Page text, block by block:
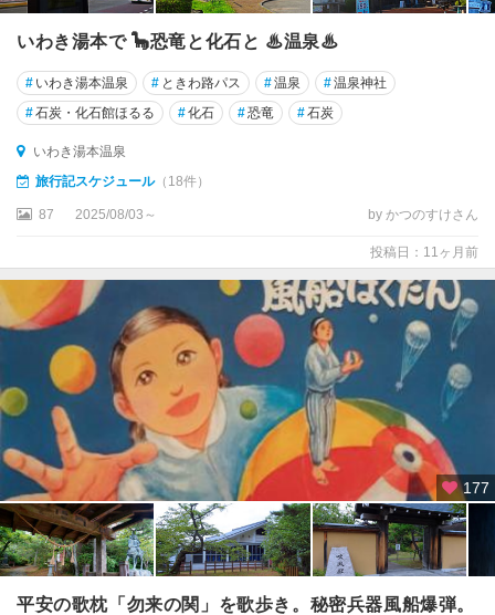
いわき湯本で 🦕恐竜と化石と ♨温泉♨
# いわき湯本温泉 # ときわ路パス #温泉 #温泉神社
#石炭・化石館ほるる #化石 #恐竜 #石炭
いわき湯本温泉
旅行記スケジュール（18件）
87 2025/08/03～ by かつのすけさん
投稿日：11ヶ月前
177
平安の歌枕「勿来の関」を歌歩き。秘密兵器風船爆弾。